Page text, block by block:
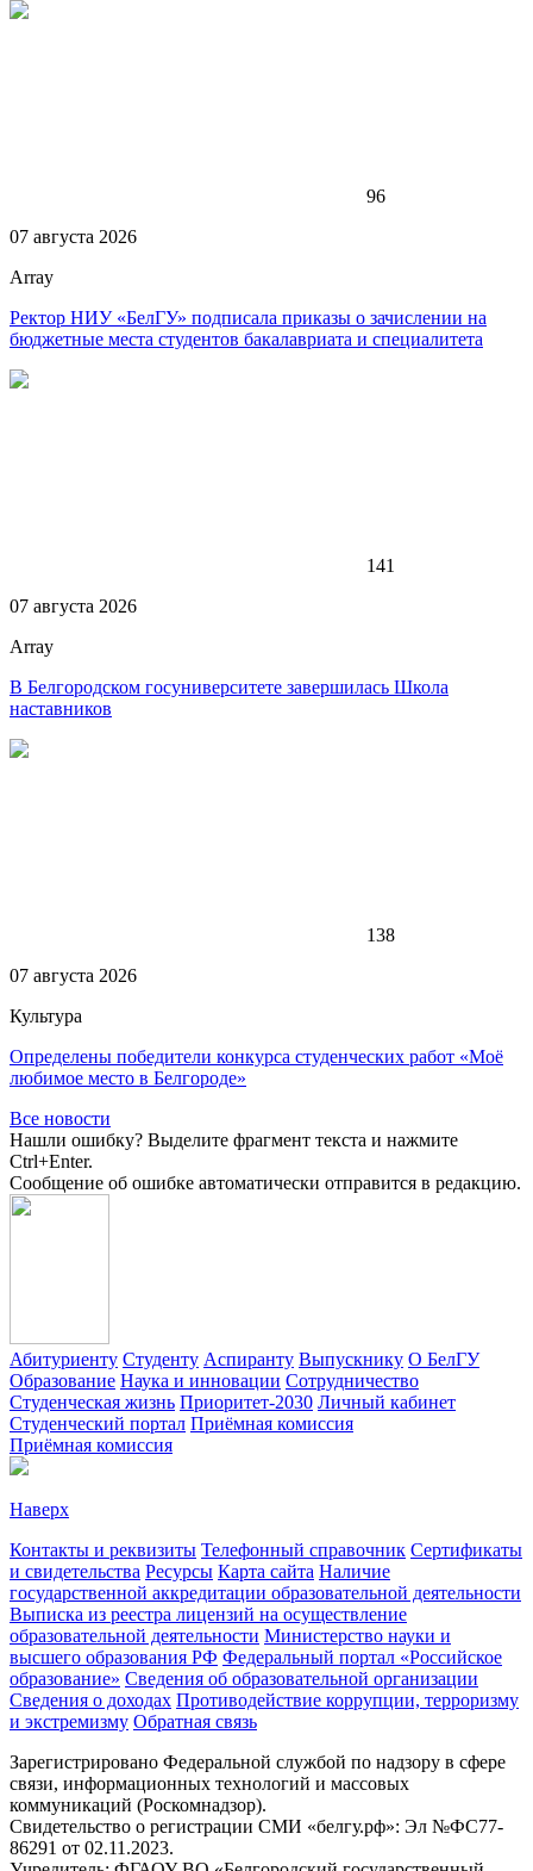
96
07 августа 2026
Array
Ректор НИУ «БелГУ» подписала приказы о зачислении на
бюджетные места студентов бакалавриата и специалитета
141
07 августа 2026
Array
В Белгородском госуниверситете завершилась Школа
наставников
138
07 августа 2026
Культура
Определены победители конкурса студенческих работ «Моё
любимое место в Белгороде»
Все новости
Нашли ошибку? Выделите фрагмент текста и нажмите
Ctrl+Enter.
Сообщение об ошибке автоматически отправится в редакцию.
Абитуриенту Студенту Аспиранту Выпускнику О БелГУ
Образование Наука и инновации Сотрудничество
Студенческая жизнь Приоритет-2030 Личный кабинет
Студенческий портал Приёмная комиссия
Приёмная комиссия
Наверх
Контакты и реквизиты Телефонный справочник Сертификаты
и свидетельства Ресурсы Карта сайта Наличие
государственной аккредитации образовательной деятельности
Выписка из реестра лицензий на осуществление
образовательной деятельности Министерствo науки и
высшего образования РФ Федеральный портал «Российское
образование» Сведения об образовательной организации
Сведения о доходах Противодействие коррупции, терроризму
и экстремизму Обратная связь
Зарегистрировано Федеральной службой по надзору в сфере
связи, информационных технологий и массовых
коммуникаций (Роскомнадзор).
Свидетельство о регистрации СМИ «белгу.рф»: Эл №ФС77-
86291 от 02.11.2023.